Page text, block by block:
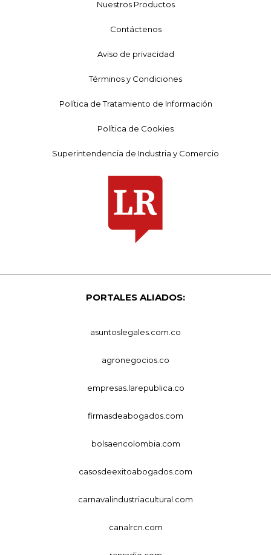
Nuestros Productos
Contáctenos
Aviso de privacidad
Términos y Condiciones
Política de Tratamiento de Información
Política de Cookies
Superintendencia de Industria y Comercio
PORTALES ALIADOS:
asuntoslegales.com.co
agronegocios.co
empresas.larepublica.co
firmasdeabogados.com
bolsaencolombia.com
casosdeexitoabogados.com
carnavalindustriacultural.com
canalrcn.com